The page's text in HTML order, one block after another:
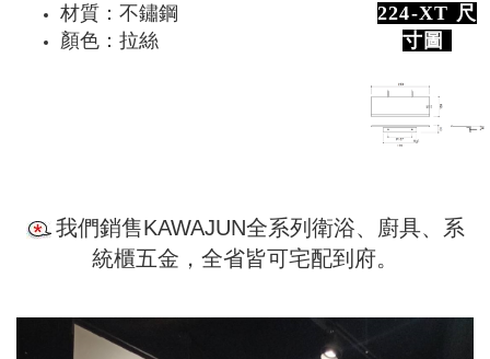
材質：不鏽鋼
顏色：拉絲
224-XT 尺
寸圖
我們銷售KAWAJUN全系列衛浴、廚具、系
統櫃五金，全省皆可宅配到府。